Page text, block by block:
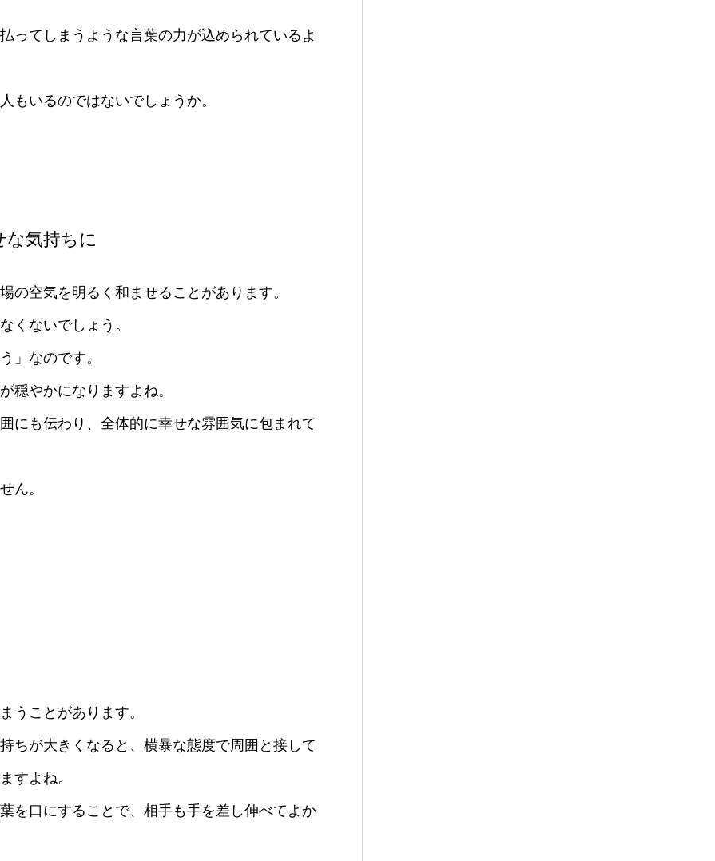
ってしまうような言葉の力が込められているよ
もいるのではないでしょうか。
な気持ちに
の空気を明るく和ませることがあります。
くないでしょう。
」なのです。
穏やかになりますよね。
にも伝わり、全体的に幸せな雰囲気に包まれて
ん。
うことがあります。
ちが大きくなると、横暴な態度で周囲と接して
すよね。
を口にすることで、相手も手を差し伸べてよか